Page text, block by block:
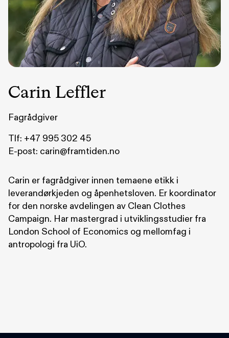
Carin Leffler
Fagrådgiver
Tlf: +47 995 302 45
E-post: carin@framtiden.no
Carin er fagrådgiver innen temaene etikk i
leverandørkjeden og åpenhetsloven. Er koordinator
for den norske avdelingen av Clean Clothes
Campaign. Har mastergrad i utviklingsstudier fra
London School of Economics og mellomfag i
antropologi fra UiO.